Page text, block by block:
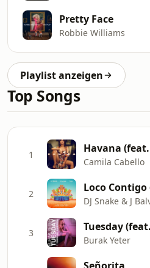
Pretty Face
Robbie Williams
Playlist anzeigen
Top Songs
1 Havana
Camila Cabello
2 Loco
DJ Snake & J
3
Burak Yeter
Señorita